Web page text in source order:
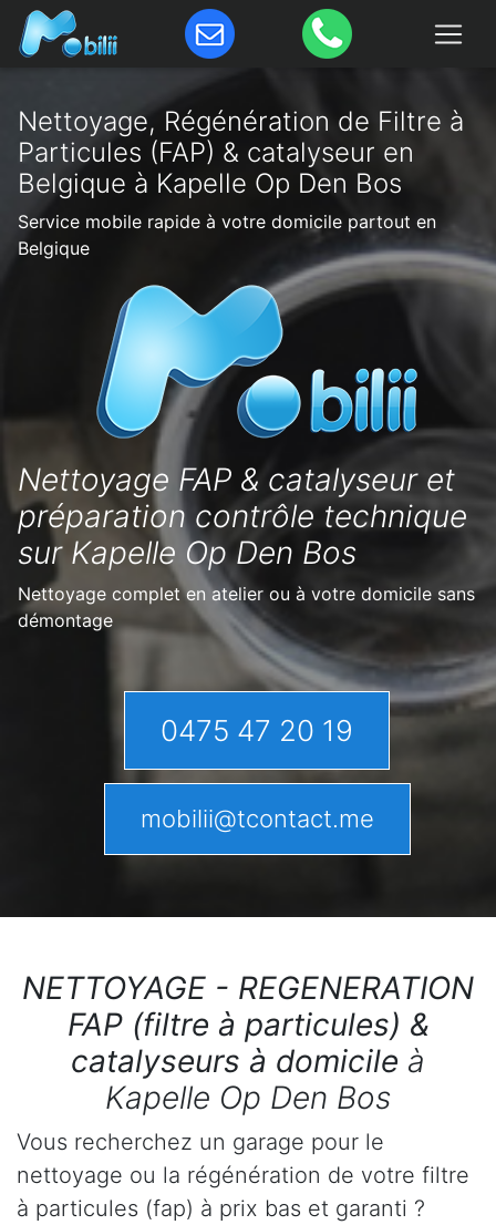
Nettoyage, Régénération de Filtre à
Particules (FAP) & catalyseur en
Belgique à Kapelle Op Den Bos
Service mobile rapide à votre domicile partout en
Belgique
Nettoyage FAP & catalyseur et
préparation contrôle technique
sur Kapelle Op Den Bos
Nettoyage complet en atelier ou à votre domicile sans
démontage
0475 47 20 19
mobilii@tcontact.me
NETTOYAGE - REGENERATION
FAP (filtre à particules) &
catalyseurs à domicile à
Kapelle Op Den Bos
Vous recherchez un garage pour le
nettoyage ou la régénération de votre filtre
à particules (fap) à prix bas et garanti ?